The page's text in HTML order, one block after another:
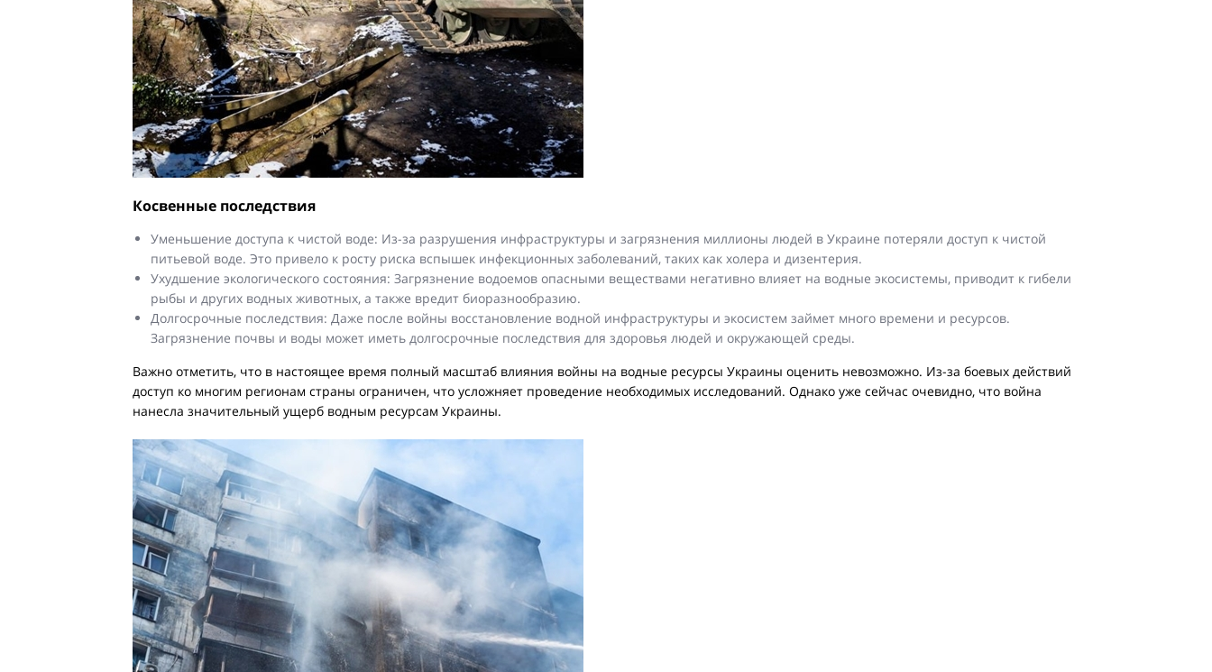
Косвенные последствия
Уменьшение доступа к чистой воде: Из-за разрушения инфраструктуры и загрязнения миллионы людей в Украине потеряли доступ к чистой
питьевой воде. Это привело к росту риска вспышек инфекционных заболеваний, таких как холера и дизентерия.
Ухудшение экологического состояния: Загрязнение водоемов опасными веществами негативно влияет на водные экосистемы, приводит к гибели
рыбы и других водных животных, а также вредит биоразнообразию.
Долгосрочные последствия: Даже после войны восстановление водной инфраструктуры и экосистем займет много времени и ресурсов.
Загрязнение почвы и воды может иметь долгосрочные последствия для здоровья людей и окружающей среды.
Важно отметить, что в настоящее время полный масштаб влияния войны на водные ресурсы Украины оценить невозможно. Из-за боевых действий
доступ ко многим регионам страны ограничен, что усложняет проведение необходимых исследований. Однако уже сейчас очевидно, что война
нанесла значительный ущерб водным ресурсам Украины.